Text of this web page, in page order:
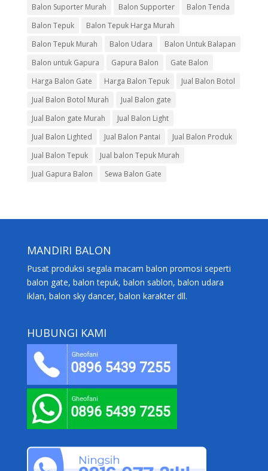
Balon Suporter Murah
Balon Supporter
Balon Tenda
Balon Tepuk
Balon Tepuk Harga Murah
Balon Tepuk Murah
Balon Udara
Balon Untuk Balapan
Balon untuk Gapura
Gapura Balon
Gate Balon
Harga Balon Gate
Harga Balon Tepuk
Jual Balon Botol
Jual Balon Botol Murah
Jual Balon gate
Jual Balon gate Murah
Jual Balon Light
Jual Balon Lighted
Jual Balon Pantai
Jual Balon Produk
Jual Balon Tepuk
Jual balon Tepuk Murah
Jual Gapura Balon
Sewa Balon Gate
MANDIRI BALON
Pusat produksi segala macam balon promosi seperti
balon gate, balon tepuk, balon sablon, balon udara
iklan, balon sky dancer, balon karakter dll.
HUBUNGI KAMI